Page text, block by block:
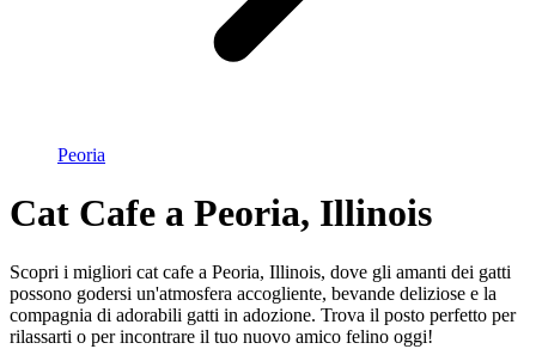
Peoria
Cat Cafe a Peoria, Illinois
Scopri i migliori cat cafe a Peoria, Illinois, dove gli amanti dei gatti
possono godersi un'atmosfera accogliente, bevande deliziose e la
compagnia di adorabili gatti in adozione. Trova il posto perfetto per
rilassarti o per incontrare il tuo nuovo amico felino oggi!